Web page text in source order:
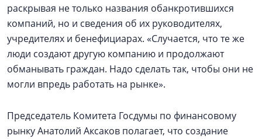
раскрывая не только названия обанкротившихся
компаний, но и сведения об их руководителях,
учредителях и бенефициарах. «Случается, что те же
люди создают другую компанию и продолжают
обманывать граждан. Надо сделать так, чтобы они не
могли впредь работать на рынке».
Председатель Комитета Госдумы по финансовому
рынку Анатолий Аксаков полагает, что создание